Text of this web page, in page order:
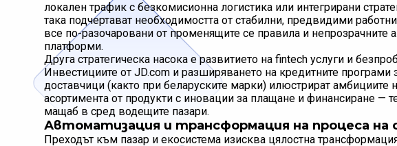
локален трафик с безкомисионна логистика или интегрирани
така подчертават необходимостта от стабилни, предвидими
все по-разочаровани от променящите се правила и непрозрачните
платформи.
Друга стратегическа насока е развитието на fintech услуги и
Инвестициите от JD.com и разширяването на кредитните програми
доставчици (както при беларуските марки) илюстрират амбициите
асортимента от продукти с иновации за плащане и финансиране —
мащаб в сред водещите пазари.
Автоматизация и трансформация на процеса на
Преходът към пазар и екосистема изисква цялостна